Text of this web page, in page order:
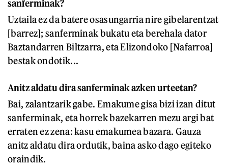
sanferminak?
Uztaila ez da batere osasungarria nire gibelarentzat
[barrez]; sanferminak bukatu eta berehala dator
Baztandarren Biltzarra, eta Elizondoko [Nafarroa]
bestak ondotik...
Anitz aldatu dira sanferminak azken urteetan?
Bai, zalantzarik gabe. Emakume gisa bizi izan ditut
sanferminak, eta horrek bazekarren mezu argi bat
erraten ez zena: kasu emakumea bazara. Gauza
anitz aldatu dira ordutik, baina asko dago egiteko
oraindik.